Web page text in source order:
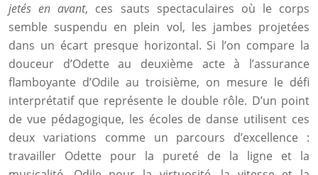
jetés en avant, ces sauts spectaculaires où le corps
semble suspendu en plein vol, les jambes projetées
dans un écart presque horizontal. Si l’on compare la
douceur d’Odette au deuxième acte à l’assurance
flamboyante d’Odile au troisième, on mesure le défi
interprétatif que représente le double rôle. D’un point
de vue pédagogique, les écoles de danse utilisent ces
deux variations comme un parcours d’excellence :
travailler Odette pour la pureté de la ligne et la